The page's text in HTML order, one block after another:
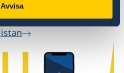
Avvisa